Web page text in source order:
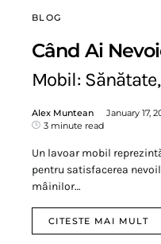
BLOG
Când Ai
Mobil:
Alex Muntean January 17,
3 minute read
Un lavoar mobil
pentru satisfacerea
mâinilor…
CITESTE MAI MULT